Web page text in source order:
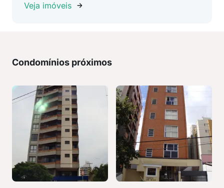
Veja imóveis
Condomínios próximos